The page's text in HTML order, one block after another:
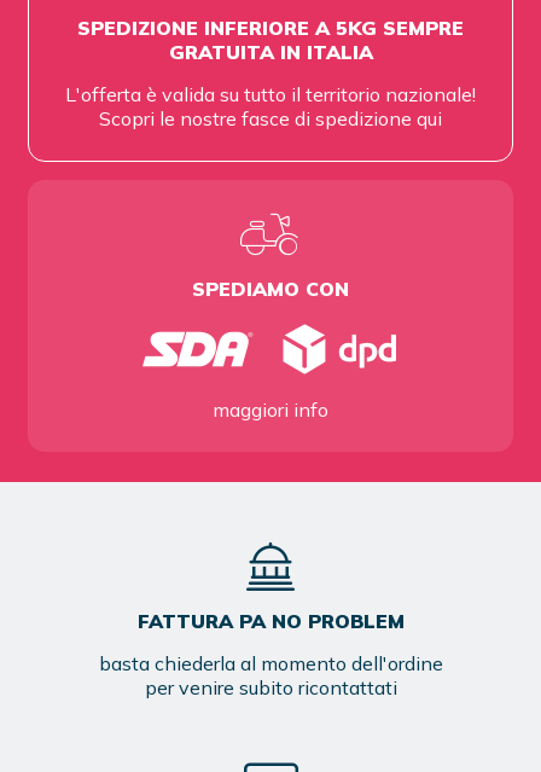
SPEDIZIONE INFERIORE A 5KG SEMPRE
GRATUITA IN ITALIA
L'offerta è valida su tutto il territorio nazionale!
Scopri le nostre fasce di spedizione qui
SPEDIAMO CON
maggiori info
FATTURA PA NO PROBLEM
basta chiederla al momento dell'ordine
per venire subito ricontattati